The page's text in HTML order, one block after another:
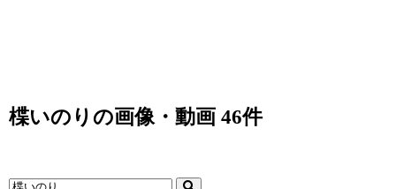
楪いのりの画像・動画 46件